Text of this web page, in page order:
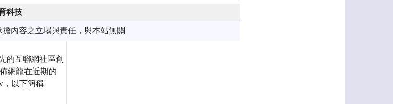
科技
內容之立場與責任，與本站無關
的互聯網社區創
網龍在近期的
，以下簡稱